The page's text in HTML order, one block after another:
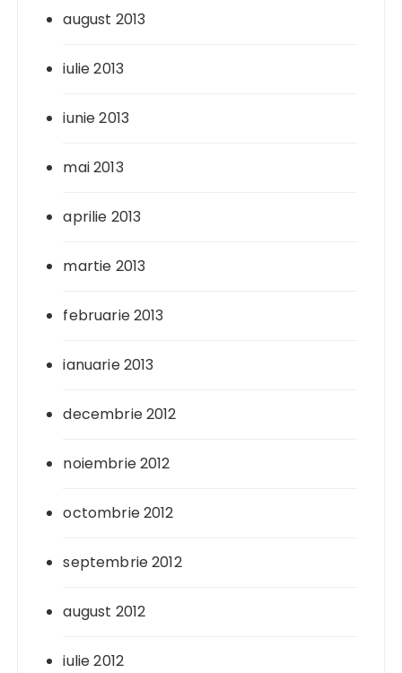
august 2013
iulie 2013
iunie 2013
mai 2013
aprilie 2013
martie 2013
februarie 2013
ianuarie 2013
decembrie 2012
noiembrie 2012
octombrie 2012
septembrie 2012
august 2012
iulie 2012